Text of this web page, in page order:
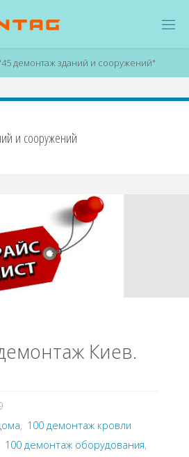
демонтаж зданий и сооружений"
и сооружений
Киев.
, 100 демонтаж кровли
100 демонтаж оборудования,